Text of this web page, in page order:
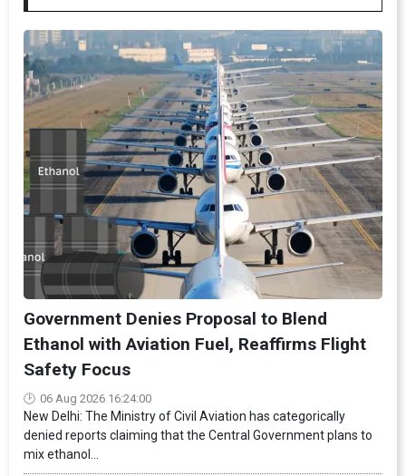
Government Denies Proposal to Blend
Ethanol with Aviation Fuel, Reaffirms Flight
Safety Focus
06 Aug 2026 16:24:00
New Delhi: The Ministry of Civil Aviation has categorically
denied reports claiming that the Central Government plans to
mix ethanol...